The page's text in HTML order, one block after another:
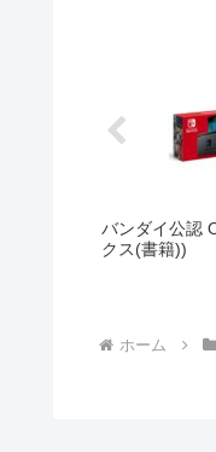
バンダイ公認
クス(書籍))
ホーム